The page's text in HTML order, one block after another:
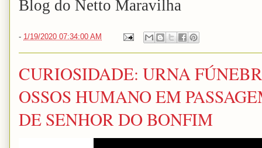
Blog do Netto Maravilha
- 1/19/2020 07:34:00 AM
CURIOSIDADE: URNA
OSSOS HUMANO EM
DE SENHOR DO BONFIM